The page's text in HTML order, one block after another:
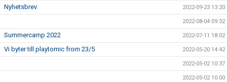
Nyhetsbrev 2022-09-23 13:20
2022-08-04 09:32
Summercamp 2022 2022-07-11 18:02
Vi byter till playtomic from 23/5 2022-05-20 14:42
2022-05-02 10:37
2022-05-02 10:00